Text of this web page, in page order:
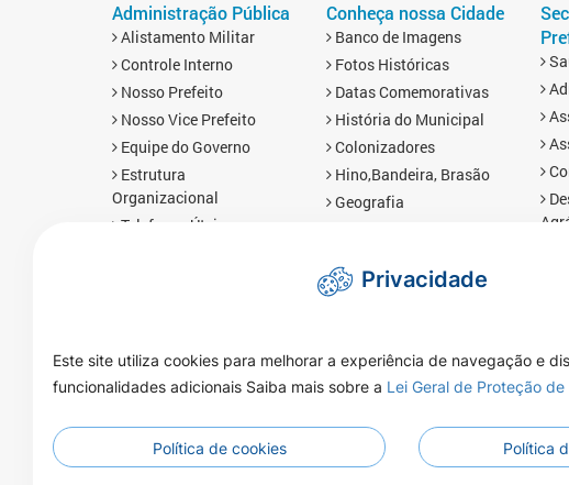
Administração Pública
Alistamento Militar
Controle Interno
Nosso Prefeito
Nosso Vice Prefeito
Equipe do Governo
Estrutura
Organizacional
Telefones Úteis
Notícias
Galeria de Vídeos
Galeria de Fotos
Conheça nossa Cidade
Banco de Imagens
Fotos Históricas
Datas Comemorativas
História do Municipal
Colonizadores
Hino,Bandeira, Brasão
Geografia
Redes Sociais
Privacidade
Este site utiliza cookies para melhorar a experiência de navegação e
funcionalidades adicionais Saiba mais sobre a Lei Geral de Proteção de
Política de cookies Política